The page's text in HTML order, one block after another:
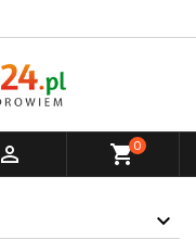
 shopping_cart0